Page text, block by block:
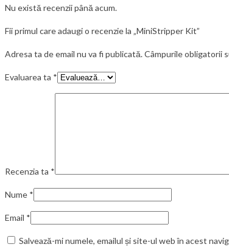
Nu există recenzii până acum.
Fii primul care adaugi o recenzie la „MiniStripper Kit”
Adresa ta de email nu va fi publicată.Câmpurile obligatorii
Evaluarea ta *
Recenzia ta *
Nume *
Email *
Salvează-mi numele, emailul și site-ul web în acest